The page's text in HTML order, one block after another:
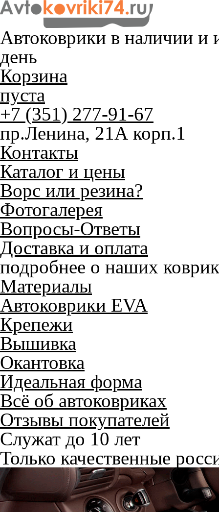
Автоковрики в наличии и
день
Корзина
пуста
+7 (351) 277-91-67
пр.Ленина, 21А корп.1
Контакты
Каталог и цены
Ворс или резина?
Фотогалерея
Вопросы-Ответы
Доставка и оплата
подробнее о наших
Материалы
Автоковрики EVA
Крепежи
Вышивка
Окантовка
Идеальная форма
Всё об автоковриках
Отзывы покупателей
Служат до 10 лет
Только качественные